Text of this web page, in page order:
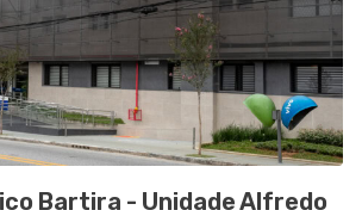
Bartira - Unidade Alfredo